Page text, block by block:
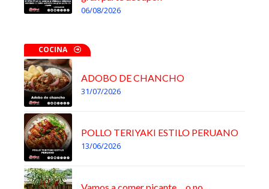
06/08/2026
COCINA
ADOBO DE CHANCHO
31/07/2026
POLLO TERIYAKI ESTILO PERUANO
13/06/2026
Vamos a comer picante… o no.